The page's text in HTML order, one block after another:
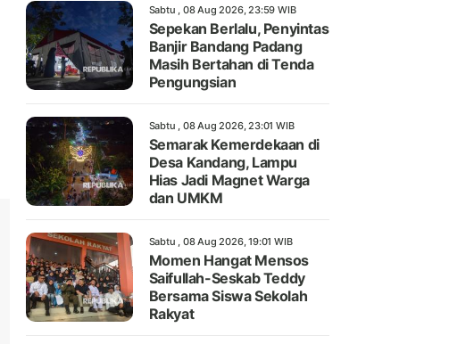
Sabtu , 08 Aug 2026, 23:59 WIB
Sepekan Berlalu, Penyintas
Banjir Bandang Padang
Masih Bertahan di Tenda
Pengungsian
Sabtu , 08 Aug 2026, 23:01 WIB
Semarak Kemerdekaan di
Desa Kandang, Lampu
Hias Jadi Magnet Warga
dan UMKM
Sabtu , 08 Aug 2026, 19:01 WIB
Momen Hangat Mensos
Saifullah-Seskab Teddy
Bersama Siswa Sekolah
Rakyat